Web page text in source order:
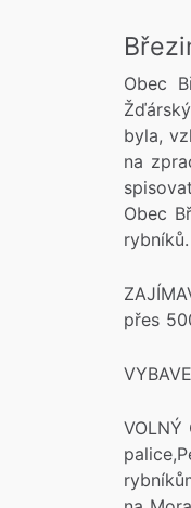
Obec
byla,
na
Obec
rybníků.
přes